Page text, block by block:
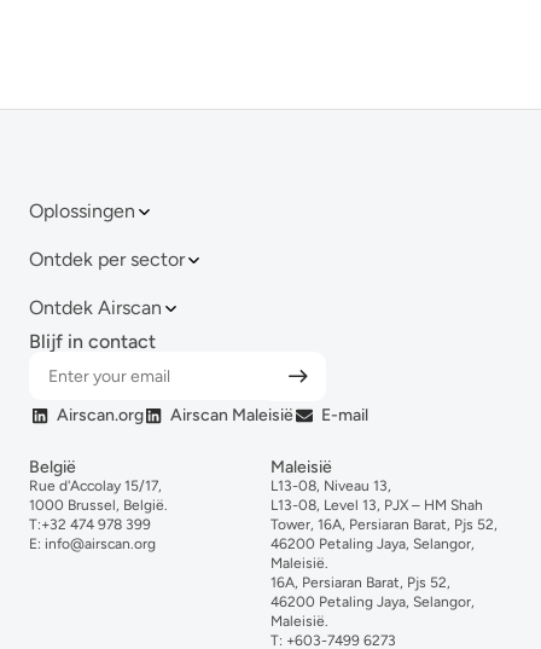
Oplossingen
Ontdek per sector
Ontdek Airscan
Blijf in contact
Airscan.org Airscan Maleisië E-mail
België
Rue d'Accolay 15/17,
1000 Brussel, België.
T:+32 474 978 399
E: info@airscan.org
Maleisië
L13-08, Niveau 13,
L13-08, Level 13, PJX – HM Shah
Tower, 16A, Persiaran Barat, Pjs 52,
46200 Petaling Jaya, Selangor,
Maleisië.
16A, Persiaran Barat, Pjs 52,
46200 Petaling Jaya, Selangor,
Maleisië.
T: +603-7499 6273